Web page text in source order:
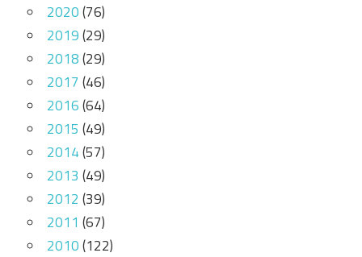
2020(76)
2019(29)
2018(29)
2017 (46)
2016(64)
2015 (49)
2014(57)
2013 (49)
2012 (39)
2011 (67)
2010(122)